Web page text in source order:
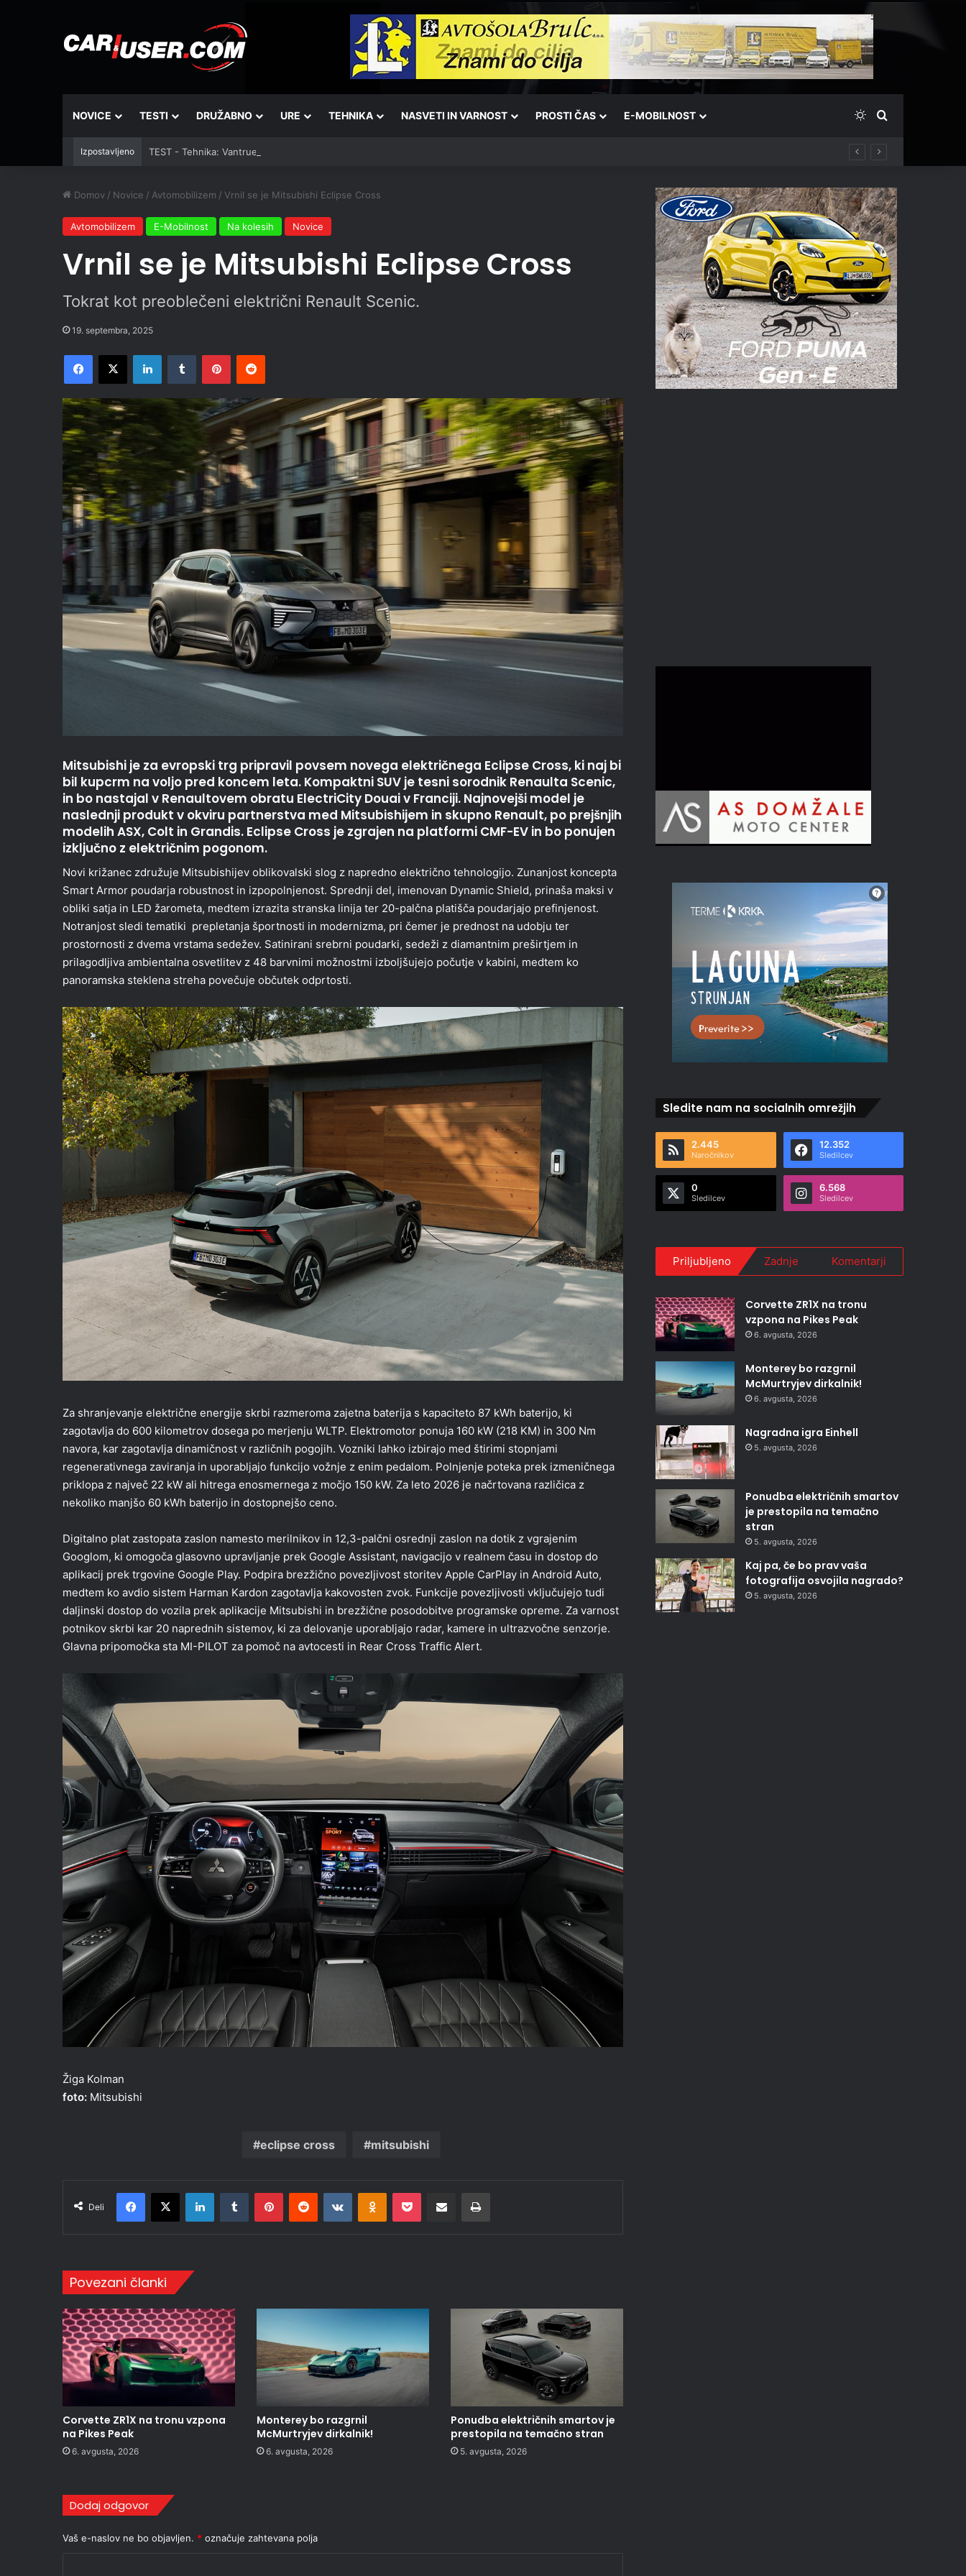
NOVICE TESTI DRUŽABNO URE TEHNIKA NASVETI IN VARNOST PROSTI ČAS E-MOBILNOST Switch skin
Išči
Izpostavljeno TEST - Tehnika: Vantrue JS3
Domov / Novice / Avtomobilizem / Vrnil se je Mitsubishi Eclipse Cross
Avtomobilizem E-Mobilnost Na kolesih Novice
Vrnil se je Mitsubishi Eclipse Cross
Tokrat kot preoblečeni električni Renault Scenic.
19. septembra, 2025
Facebook
X LinkedInTumblr PinterestReddit
Mitsubishi je za evropski trg pripravil povsem novega električnega Eclipse Cross, ki naj bi
bil kupcrm na voljo pred koncem leta. Kompaktni SUV je tesni sorodnik Renaulta Scenic,
in bo nastajal v Renaultovem obratu ElectriCity Douai v Franciji. Najnovejši model je
naslednji produkt v okviru partnerstva med Mitsubishijem in skupno Renault, po prejšnjih
modelih ASX, Colt in Grandis. Eclipse Cross je zgrajen na platformi CMF-EV in bo ponujen
izključno z električnim pogonom.
Novi križanec združuje Mitsubishijev oblikovalski slog z napredno električno tehnologijo. Zunanjost koncepta
Smart Armor poudarja robustnost in izpopolnjenost. Sprednji del, imenovan Dynamic Shield, prinaša maksi v
obliki satja in LED žarometa, medtem izrazita stranska linija ter 20-palčna platišča poudarjajo prefinjenost.
Notranjost sledi tematiki prepletanja športnosti in modernizma, pri čemer je prednost na udobju ter
prostornosti z dvema vrstama sedežev. Satinirani srebrni poudarki, sedeži z diamantnim preširtjem in
prilagodljiva ambientalna osvetlitev z 48 barvnimi možnostmi izboljšujejo počutje v kabini, medtem ko
panoramska steklena streha povečuje občutek odprtosti.
Za shranjevanje električne energije skrbi razmeroma zajetna baterija s kapaciteto 87 kWh baterijo, ki
zagotavlja do 600 kilometrov dosega po merjenju WLTP. Elektromotor ponuja 160 kW (218 KM) in 300 Nm
navora, kar zagotavlja dinamičnost v različnih pogojih. Vozniki lahko izbirajo med štirimi stopnjami
regenerativnega zaviranja in uporabljajo funkcijo vožnje z enim pedalom. Polnjenje poteka prek izmeničnega
priklopa z največ 22 kW ali hitrega enosmernega z močjo 150 kW. Za leto 2026 je načrtovana različica z
nekoliko manjšo 60 kWh baterijo in dostopnejšo ceno.
Digitalno plat zastopata zaslon namesto merilnikov in 12,3-palčni osrednji zaslon na dotik z vgrajenim
Googlom, ki omogoča glasovno upravljanje prek Google Assistant, navigacijo v realnem času in dostop do
aplikacij prek trgovine Google Play. Podpira brezžično povezljivost storitev Apple CarPlay in Android Auto,
medtem ko avdio sistem Harman Kardon zagotavlja kakovosten zvok. Funkcije povezljivosti vključujejo tudi
daljinski dostop do vozila prek aplikacije Mitsubishi in brezžične posodobitve programske opreme. Za varnost
potnikov skrbi kar 20 naprednih sistemov, ki za delovanje uporabljajo radar, kamere in ultrazvočne senzorje.
Glavna pripomočka sta MI-PILOT za pomoč na avtocesti in Rear Cross Traffic Alert.
Žiga Kolman
foto: Mitsubishi
eclipse cross mitsubishi
Deli
Facebook
X LinkedInTumblr PinterestReddit VKontakteOdnoklassniki
Pocket Deli po epošti Natisni
Povezani članki
Corvette ZR1X na tronu vzpona
na Pikes Peak
6. avgusta, 2026
Monterey bo razgrnil
McMurtryjev dirkalnik!
6. avgusta, 2026
Ponudba električnih smartov je
prestopila na temačno stran
5. avgusta, 2026
Dodaj odgovor
Vaš e-naslov ne bo objavljen. * označuje zahtevana polja
Sledite nam na socialnih omrežjih
2.445
Naročnikov
12.352
Sledilcev
0
Sledilcev
6.568
Sledilcev
Priljubljeno Zadnje Komentarji
Corvette ZR1X na tronu
vzpona na Pikes Peak
6. avgusta, 2026
Monterey bo razgrnil
McMurtryjev dirkalnik!
6. avgusta, 2026
Nagradna igra Einhell
5. avgusta, 2026
Ponudba električnih smartov
je prestopila na temačno
stran
5. avgusta, 2026
Kaj pa, če bo prav vaša
fotografija osvojila nagrado?
5. avgusta, 2026